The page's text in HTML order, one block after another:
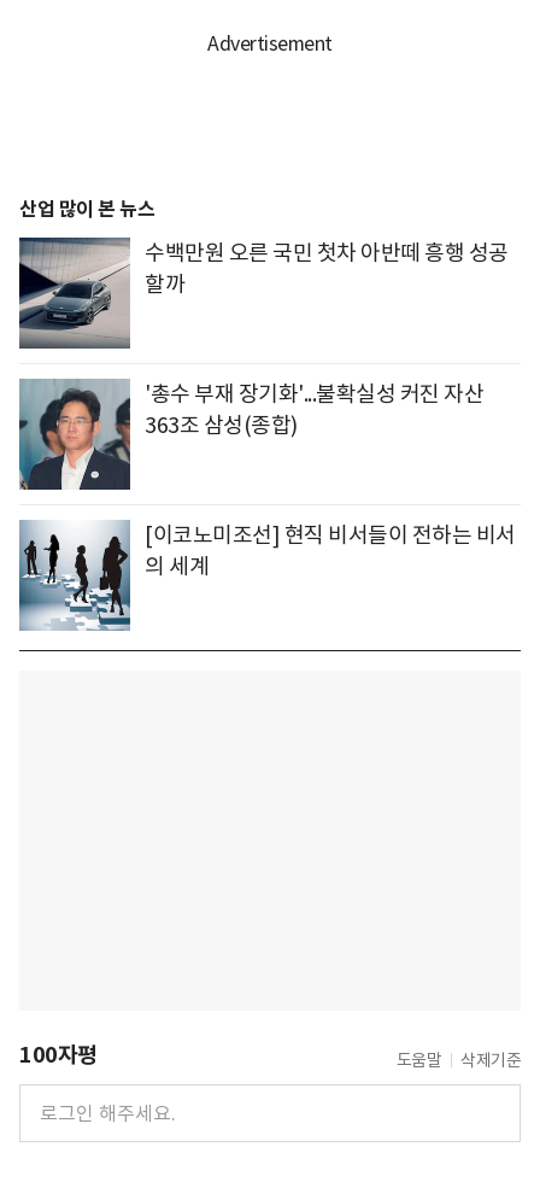
산업 많이 본 뉴스
수백만원 오른 국민 첫차 아반떼 흥행 성공
할까
'총수 부재 장기화'...불확실성 커진 자산
363조 삼성(종합)
[이코노미조선] 현직 비서들이 전하는 비서
의 세계
100자평 도움말 삭제기준